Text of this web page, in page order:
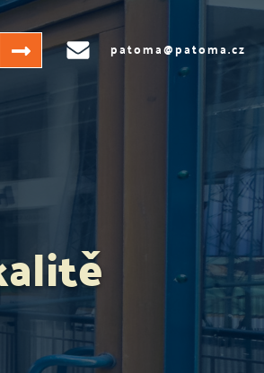
patoma@patoma.cz